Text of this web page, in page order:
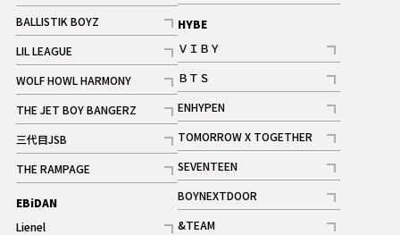
記事
BALLISTIK BOYZ
記事
LIL LEAGUE
記事
WOLF HOWL HARMONY
記事
THE JET BOY BANGERZ
記事
三代目JSB
記事
THE RAMPAGE
記事
ギャラリー
EBiDAN
Lienel
記事
HYBE
ＶＩＢＹ
記事
ＢＴＳ
記事
ENHYPEN
記事
TOMORROW X TOGETHER
記事
ギャラリー
SEVENTEEN
記事
BOYNEXTDOOR
記事
&TEAM